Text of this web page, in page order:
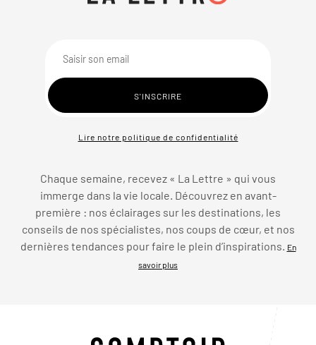
Lire notre politique de confidentialité
Chaque semaine, recevez « La Lettre » qui vous
immerge dans la vie locale. Découvrez en avant-
première : nos éclairages sur les destinations, les
conseils de nos spécialistes, nos coups de cœur, et nos
dernières tendances pour faire le plein d’inspirations. En
savoir plus